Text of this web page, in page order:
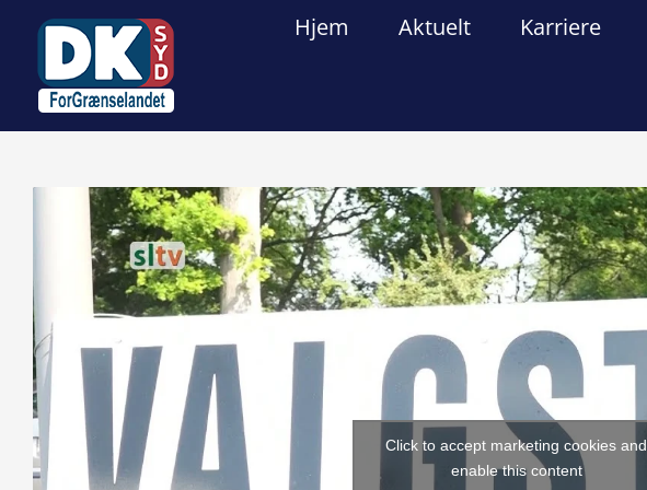
content
Hjem Aktuelt Karriere
Click to accept marketing cookies and
enable this content